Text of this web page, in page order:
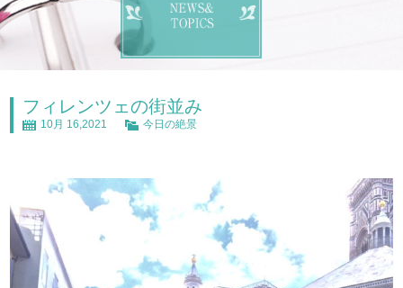
フィレンツェの街並み
10月 16,2021 今日の絶景